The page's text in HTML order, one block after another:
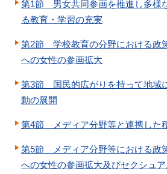
第1節 男女共同参画を推進し多様
る教育・学習の充実
第2節 学校教育の分野における政
への女性の参画拡大
第3節 国民的広がりを持って地域
動の展開
第4節 メディア分野等と連携した
第5節 メディア分野等における政
への女性の参画拡大及びセクシュ